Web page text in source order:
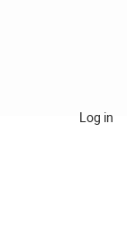
Log in